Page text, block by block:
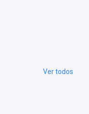
Ver todos